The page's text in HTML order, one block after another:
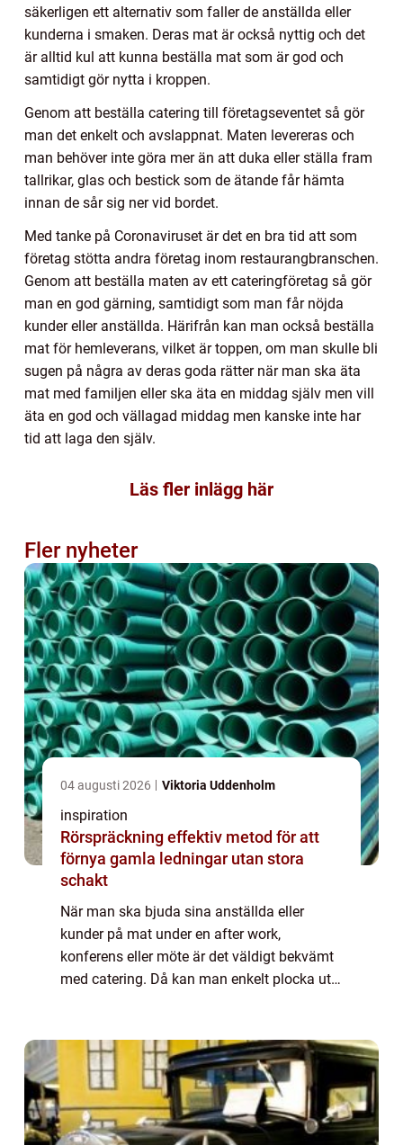
säkerligen ett alternativ som faller de anställda eller
kunderna i smaken. Deras mat är också nyttig och det
är alltid kul att kunna beställa mat som är god och
samtidigt gör nytta i kroppen.
Genom att beställa catering till företagseventet så gör
man det enkelt och avslappnat. Maten levereras och
man behöver inte göra mer än att duka eller ställa fram
tallrikar, glas och bestick som de ätande får hämta
innan de sår sig ner vid bordet.
Med tanke på Coronaviruset är det en bra tid att som
företag stötta andra företag inom restaurangbranschen.
Genom att beställa maten av ett cateringföretag så gör
man en god gärning, samtidigt som man får nöjda
kunder eller anställda. Härifrån kan man också beställa
mat för hemleverans, vilket är toppen, om man skulle bli
sugen på några av deras goda rätter när man ska äta
mat med familjen eller ska äta en middag själv men vill
äta en god och vällagad middag men kanske inte har
tid att laga den själv.
Läs fler inlägg här
Fler nyheter
04 augusti 2026 Viktoria Uddenholm
inspiration
Rörspräckning effektiv metod för att
förnya gamla ledningar utan stora
schakt
När man ska bjuda sina anställda eller
kunder på mat under en after work,
konferens eller möte är det väldigt bekvämt
med catering. Då kan man enkelt plocka ut